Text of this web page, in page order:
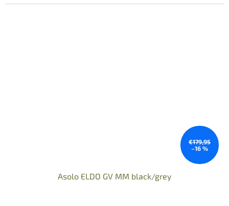
€179,95
–16 %
Asolo ELDO GV MM black/grey